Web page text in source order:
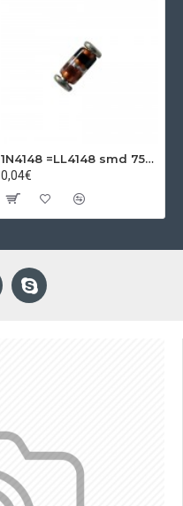
1N4148 =LL4148 smd 75V,0.15A SOD80C
0,04€